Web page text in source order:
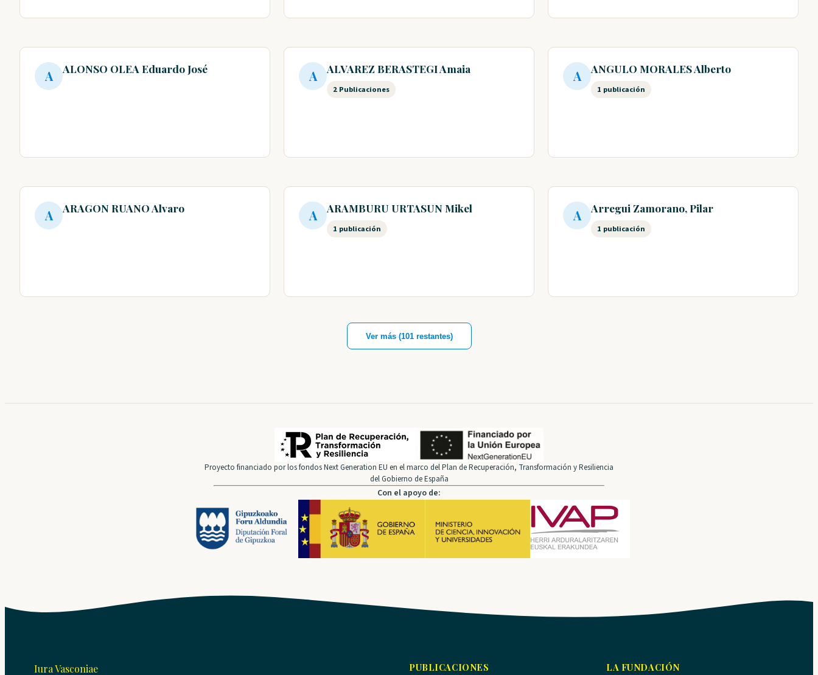
A ALONSO OLEA Eduardo José A ALVAREZ BERASTEGI Amaia
2 Publicaciones
A ANGULO MORALES Alberto
1 publicación
A ARAGON RUANO Alvaro A ARAMBURU URTASUN Mikel
1 publicación
A Arregui Zamorano, Pilar
1 publicación
Ver más (101 restantes)
Proyecto financiado por los fondos Next Generation EU en el marco del Plan de Recuperación, Transformación y Resiliencia
del Gobierno de España
Con el apoyo de:
Iura Vasconiae PUBLICACIONES LA FUNDACIÓN